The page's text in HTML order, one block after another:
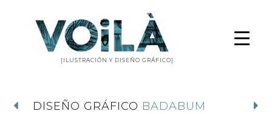
[ILUSTRACIÓN Y DISEÑO GRÁFICO]
DISEÑO GRÁFICO BADABUM